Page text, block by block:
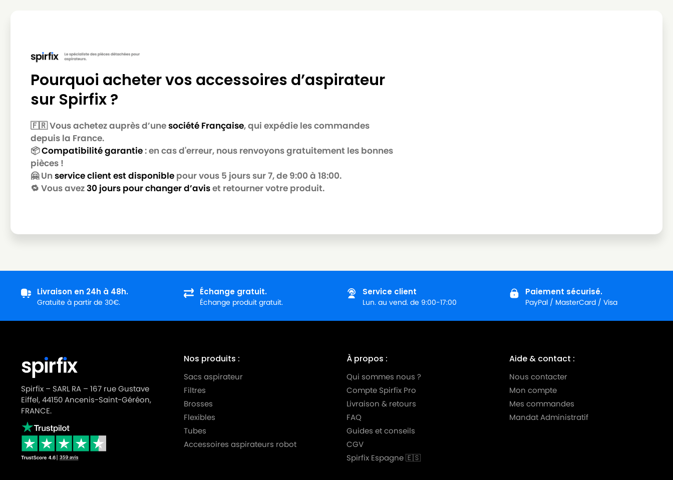
PARKSIDE
PARKSIDE
PARKSIDE PNTS 1500 D5
PARKSIDE
PARKSIDE
PARKSIDE
PARKSIDE PNTS 30/6
PARKSIDE
PARKSIDE PNTS 30/6 S,R
PARKSIDE
PARKSIDE PNTS 30/7
PARKSIDE
PARKSIDE PNTS 35/5
PARKSIDE
PARKSIDE PNTS 38
PARKSIDE
PARKSIDE PNTSA 20 Li-A1
PARKSIDE
PARKSIDE PWD 12 A1
PARKSIDE
PARKSIDE
PARKSIDE PWD 20 A1
PARKSIDE PWD 20 B2
PARKSIDE
PARKSIDE PWD 25 A1
PARKSIDE
Pourquoi acheter vos accessoires d’aspirateur
sur Spirfix ?
🇫🇷 Vous achetez auprès d’unesociété Française, qui expédie les commandes
depuis la France.
📦Compatibilité garantie: en cas d'erreur, nous renvoyons gratuitement les bonnes
pièces !
🤗 Un service client est disponible pour vous 5 jours sur 7, de 9:00 à 18:00.
🔁 Vous avez30 jours pour changer d’aviset retourner votre produit.
Livraison en 24h à 48h.
Gratuite à partir de 30€.
Échange gratuit.
Échange produit gratuit.
Service client
Lun. au vend. de 9:00-17:00
Paiement sécurisé.
PayPal / MasterCard / Visa
Spirfix – SARL RA – 167 rue Gustave
Eiffel, 44150 Ancenis-Saint-Géréon,
FRANCE.
Nos produits :
Sacs aspirateur
Filtres
Brosses
Flexibles
Tubes
Accessoires aspirateurs robot
À propos :
Qui sommes nous ?
Compte Spirfix Pro
Livraison & retours
FAQ
Guides et conseils
CGV
Spirfix Espagne 🇪🇸
Aide & contact :
Nous contacter
Mon compte
Mes commandes
Mandat Administratif